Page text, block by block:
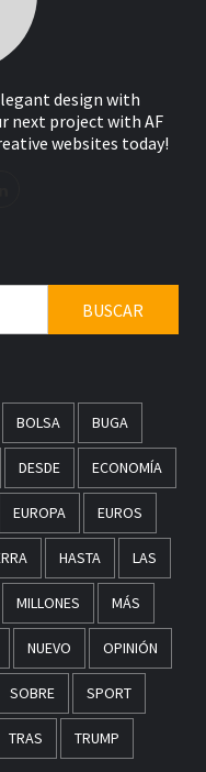
design with
next project with AF
websites today!
BOLSA BUGA
DESDE ECONOMÍA
EUROPA EUROS
HASTA LAS
MILLONES MÁS
NUEVO OPINIÓN
SOBRE SPORT
TRAS TRUMP